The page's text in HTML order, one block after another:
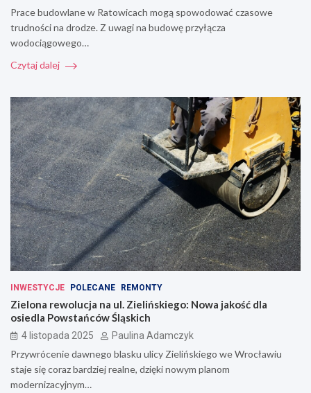
Prace budowlane w Ratowicach mogą spowodować czasowe
trudności na drodze. Z uwagi na budowę przyłącza
wodociągowego…
Czytaj dalej
INWESTYCJE POLECANE REMONTY
Zielona rewolucja na ul. Zielińskiego: Nowa jakość dla
osiedla Powstańców Śląskich
4 listopada 2025 Paulina Adamczyk
Przywrócenie dawnego blasku ulicy Zielińskiego we Wrocławiu
staje się coraz bardziej realne, dzięki nowym planom
modernizacyjnym…